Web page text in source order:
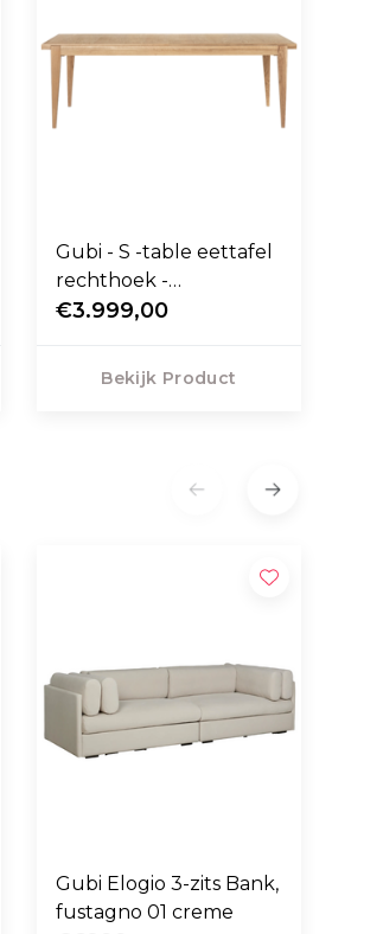
Gubi - S -table eettafel
rechthoek -
extendable
€3.999,00
Bekijk Product
Gubi Elogio 3-zits Bank,
fustagno 01 creme